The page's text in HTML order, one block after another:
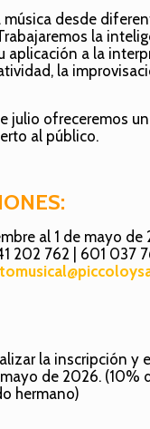
música desde
la
aplicación a la
la
julio ofreceremos
al público.
al 1 de mayo de
202 762 | 601 037
la inscripción y
de 2026. (10%
hermano)